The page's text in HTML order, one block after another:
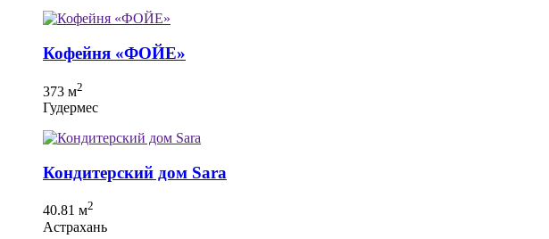
Кофейня «ФОЙЕ»
373 м2
Гудермес
Кондитерский дом Sara
40.81 м2
Астрахань